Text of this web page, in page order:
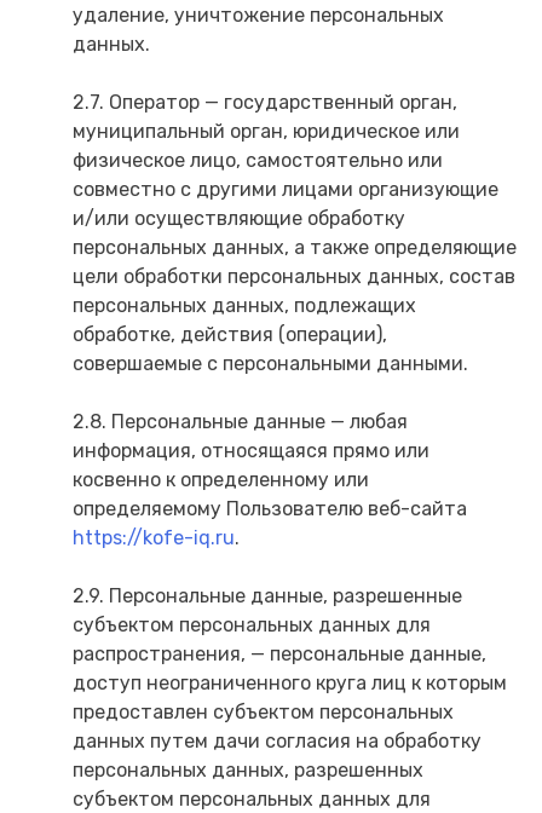
удаление, уничтожение персональных
данных.
2.7. Оператор — государственный орган,
муниципальный орган, юридическое или
физическое лицо, самостоятельно или
совместно с другими лицами организующие
и/или осуществляющие обработку
персональных данных, а также определяющие
цели обработки персональных данных, состав
персональных данных, подлежащих
обработке, действия (операции),
совершаемые с персональными данными.
2.8. Персональные данные — любая
информация, относящаяся прямо или
косвенно к определенному или
определяемому Пользователю веб-сайта
https://kofe-iq.ru.
2.9. Персональные данные, разрешенные
субъектом персональных данных для
распространения, — персональные данные,
доступ неограниченного круга лиц к которым
предоставлен субъектом персональных
данных путем дачи согласия на обработку
персональных данных, разрешенных
субъектом персональных данных для